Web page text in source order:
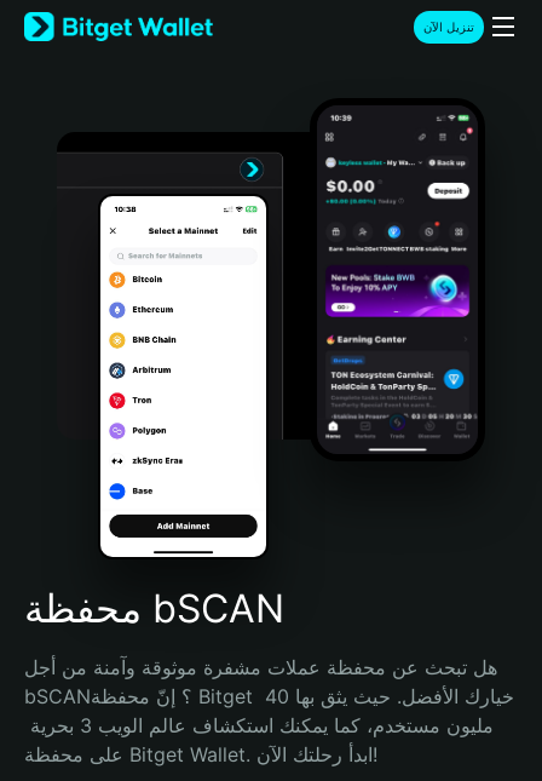
English
日本語
Türkçe
Português (Portugal)
Bahasa Indonesia
Português (Brasil)
Español (Argentina)
تنزيل الآن
محفظة bSCAN
هل تبحث عن محفظة عملات مشفرة موثوقة وآمنة من أجل
bSCAN؟ إنّ محفظة Bitget خيارك الأفضل. حيث يثق بها 40
على محفظة Bitget Wallet. ابدأ رحلتك الآن!